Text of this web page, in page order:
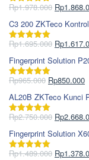
Dinilai5.00
Rp1.978.000 Harga
aslinya
adalah:
Rp
C3 200 ZKTeco
Dinilai5.00
Rp1.695.000 Harga
aslinya
adalah:
Rp
Fingerprint Solution
Dinilai5.00
Rp965.000 Harga
aslinya
adalah:
Rp965.000.
Rp850.000
AL20B ZKTeco Kunci
Dinilai5.00
Rp2.750.000 Harga
aslinya
adalah:
Rp
Fingerprint Solution
Dinilai5.00
Rp1.489.000 Harga
Rp